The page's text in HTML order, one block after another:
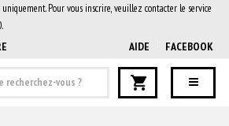
Pour vous inscrire, veuillez contacter le service
AIDE FACEBOOK